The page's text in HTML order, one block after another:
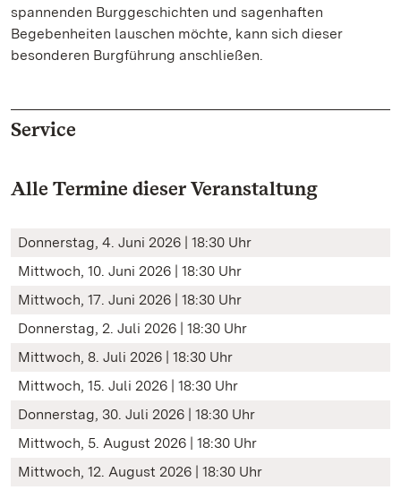
spannenden Burggeschichten und sagenhaften
Begebenheiten lauschen möchte, kann sich dieser
besonderen Burgführung anschließen.
Service
Alle Termine dieser Veranstaltung
Donnerstag, 4. Juni 2026 | 18:30 Uhr
Mittwoch, 10. Juni 2026 | 18:30 Uhr
Mittwoch, 17. Juni 2026 | 18:30 Uhr
Donnerstag, 2. Juli 2026 | 18:30 Uhr
Mittwoch, 8. Juli 2026 | 18:30 Uhr
Mittwoch, 15. Juli 2026 | 18:30 Uhr
Donnerstag, 30. Juli 2026 | 18:30 Uhr
Mittwoch, 5. August 2026 | 18:30 Uhr
Mittwoch, 12. August 2026 | 18:30 Uhr